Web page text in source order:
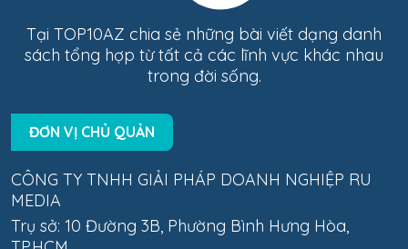
Tại TOP10AZ chia sẻ những bài viết dạng danh
sách tổng hợp từ tất cả các lĩnh vực khác nhau
trong đời sống.
ĐƠN VỊ CHỦ QUẢN
CÔNG TY TNHH GIẢI PHÁP DOANH NGHIỆP RU
MEDIA
Trụ sở: 10 Đường 3B, Phường Bình Hưng Hòa,